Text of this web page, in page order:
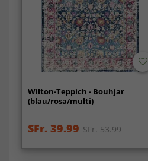
Wilton-Teppich - Bouhjar
(blau/rosa/multi)
SFr. 39.99 SFr. 53.99